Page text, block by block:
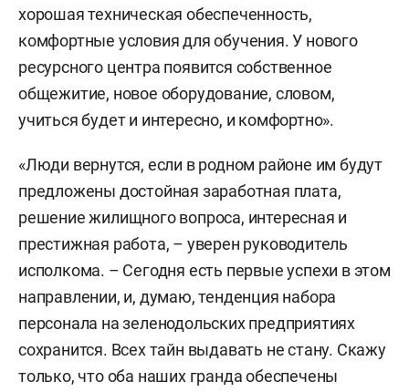
хорошая техническая обеспеченность,
комфортные условия для обучения. У нового
ресурсного центра появится собственное
общежитие, новое оборудование, словом,
учиться будет и интересно, и комфортно».
«Люди вернутся, если в родном районе им будут
предложены достойная заработная плата,
решение жилищного вопроса, интересная и
престижная работа, – уверен руководитель
исполкома. – Сегодня есть первые успехи в этом
направлении, и, думаю, тенденция набора
персонала на зеленодольских предприятиях
сохранится. Всех тайн выдавать не стану. Скажу
только, что оба наших гранда обеспечены